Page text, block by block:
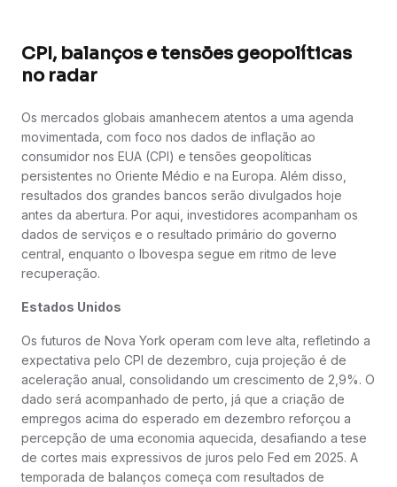
CPI, balanços e tensões geopolíticas
no radar
Os mercados globais amanhecem atentos a uma agenda
movimentada, com foco nos dados de inflação ao
consumidor nos EUA (CPI) e tensões geopolíticas
persistentes no Oriente Médio e na Europa. Além disso,
resultados dos grandes bancos serão divulgados hoje
antes da abertura. Por aqui, investidores acompanham os
dados de serviços e o resultado primário do governo
central, enquanto o Ibovespa segue em ritmo de leve
recuperação.
Estados Unidos
Os futuros de Nova York operam com leve alta, refletindo a
expectativa pelo CPI de dezembro, cuja projeção é de
aceleração anual, consolidando um crescimento de 2,9%. O
dado será acompanhado de perto, já que a criação de
empregos acima do esperado em dezembro reforçou a
percepção de uma economia aquecida, desafiando a tese
de cortes mais expressivos de juros pelo Fed em 2025. A
temporada de balanços começa com resultados de